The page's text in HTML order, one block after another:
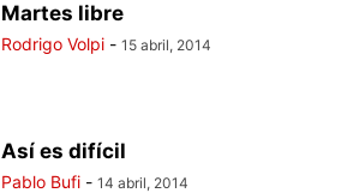
Martes libre
Rodrigo Volpi - 15 abril, 2014
Así es difícil
Pablo Bufi - 14 abril, 2014